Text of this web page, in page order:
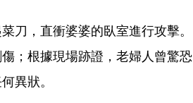
刀，直衝婆婆的臥室進行攻擊。
；根據現場跡證，老婦人曾驚恐
異狀。